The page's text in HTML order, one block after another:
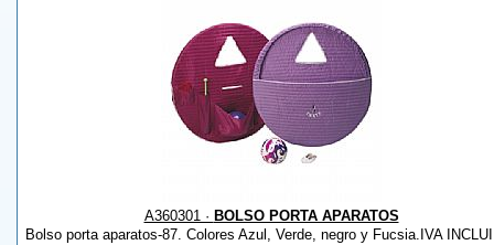
A360301 · BOLSO PORTA APARATOS
Bolso porta aparatos-87. Colores Azul, Verde, negro y Fucsia.IVA